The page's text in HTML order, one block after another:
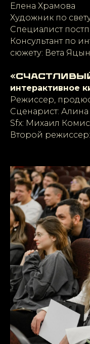
Елена Храмова
Художник по
Специалист
Консультант по
сюжету: Вета
интерактивное
Режиссер,
Сценарист:
Sfx: Михаил
Второй